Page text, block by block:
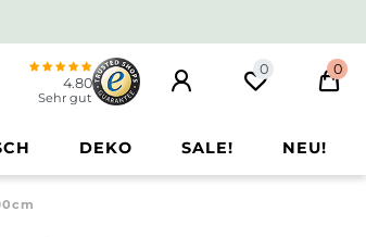
4.80
Sehr gut
0 0
DEKO SALE! NEU!